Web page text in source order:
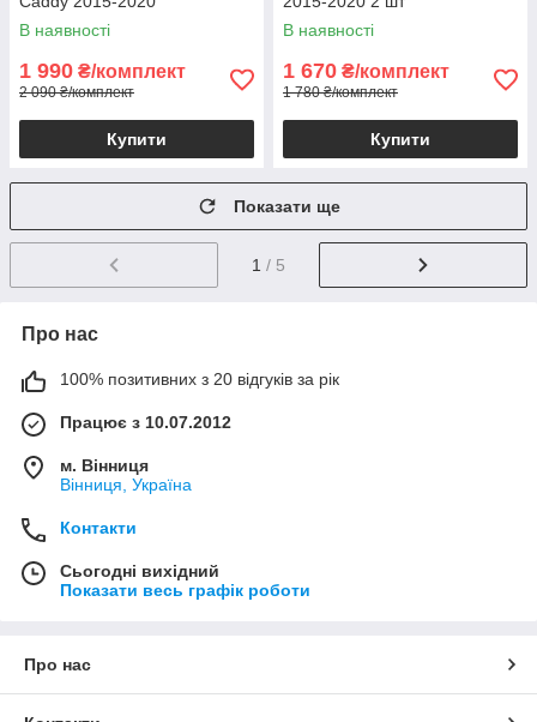
В наявності
1 990 ₴/комплект
2 090 ₴/комплект
Купити
В наявності
1 670 ₴/комплект
1 780 ₴/комплект
Купити
Показати ще
1 / 5
Про нас
100% позитивних з 20 відгуків за рік
Працює з 10.07.2012
м. Вінниця
Вінниця, Україна
Контакти
Сьогодні вихідний
Показати весь графік роботи
Про нас